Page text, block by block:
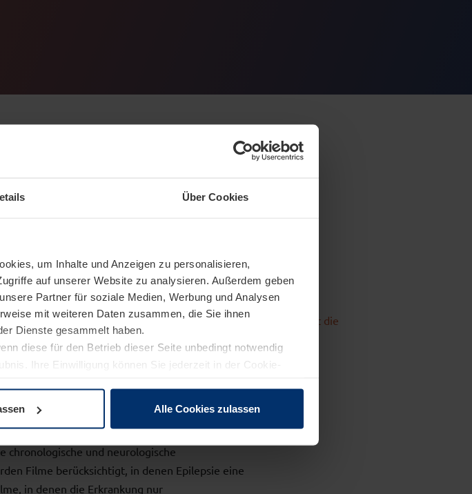
Über Cookies
um Inhalte und Anzeigen zu personalisieren,
auf unserer Website zu analysieren. Außerdem geben
Partner für soziale Medien, Werbung und Analysen
mit weiteren Daten zusammen, die Sie ihnen
Dienste gesammelt haben.
diese für den Betrieb dieser Seite unbedingt notwendig
Ihre Einwilligung können Sie jederzeit in der Cookie-
Alle Cookies zulassen
Spielfilmdatenbank zur
100 Jahre
Filmgeschichte umfasst die
dient der sozial-medizinischen
und neurologische
Filme berücksichtigt, in denen Epilepsie eine
in denen die Erkrankung nur